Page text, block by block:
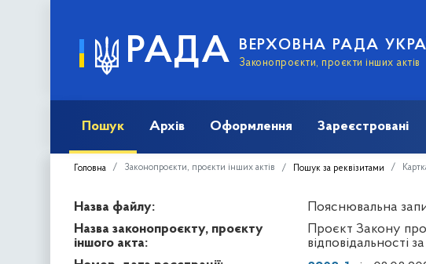
РАДА ВЕРХОВНА РАДА
Законопроєкти, проєкти інших актів
Пошук Архів Оформлення Зареєстровані
Головна Законопроєкти, проєкти інших актів Пошук за реквізитами
Назва файлу:
Пояснювальна
Назва законопроєкту, проєкту
іншого акта:
Проєкт Закону
відповідальності